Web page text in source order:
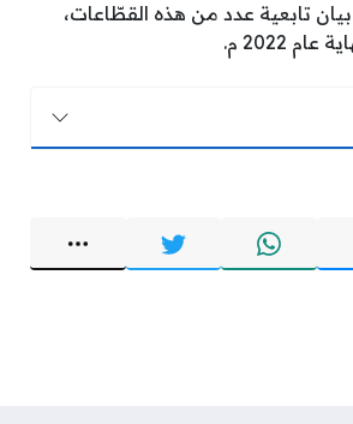
تابعية عدد من هذه القطّاعات،
2022 م.